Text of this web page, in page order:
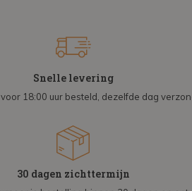
Snelle levering
18:00 uur besteld, dezelfde dag
30 dagen zichttermijn